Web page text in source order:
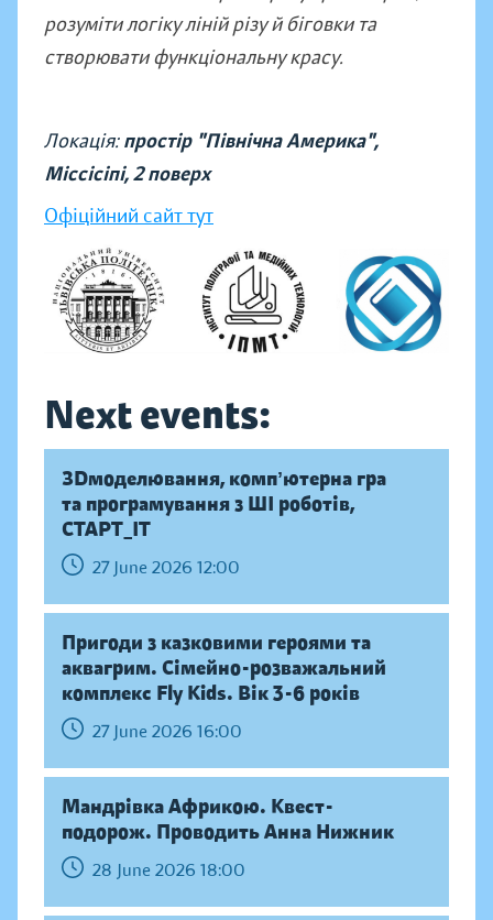
розуміти логіку ліній різу й біговки та
створювати функціональну красу.
Локація:простір "Північна Америка",
Міссісіпі, 2 поверх
Офіційний сайт тут
Next events:
ЗDмоделювання, компʼютерна гра
та програмування з ШІ роботів,
СТАРТ_ІТ
27 June 2026 12:00
Пригоди з казковими героями та
аквагрим. Сімейно-розважальний
комплекс Fly Kids. Вік 3-6 років
27 June 2026 16:00
Мандрівка Африкою. Квест-
подорож. Проводить Анна Нижник
28 June 2026 18:00